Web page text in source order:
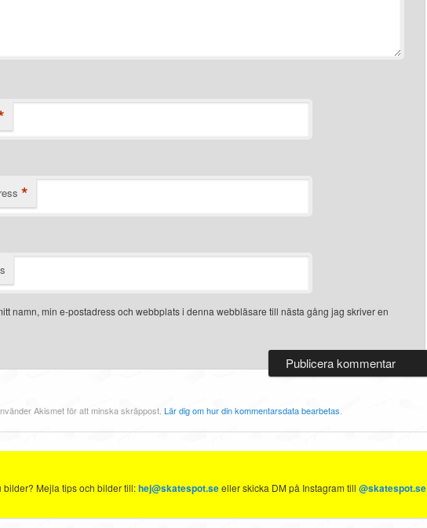
*
namn, min e-postadress och webbplats i denna webbläsare till nästa gång jag skriver en
Akismet för att minska skräppost. Lär dig om hur din kommentarsdata bearbetas
Mejla tips och bilder till:hej@skatespot.seeller skicka DM på Instagram till @skatespot.se